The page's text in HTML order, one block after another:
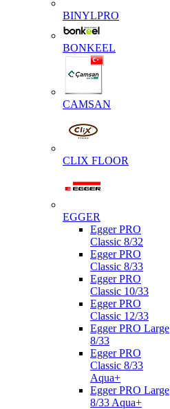
BINYLPRO
BONKEEL
CAMSAN
CLIX FLOOR
EGGER
Egger PRO
Classic 8/32
Egger PRO
Classic 8/33
Egger PRO
Classic 10/33
Egger PRO
Classic 12/33
Egger PRO Large
8/33
Egger PRO
Classic 8/33
Aqua+
Egger PRO Large
8/33 Aqua+